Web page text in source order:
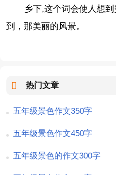
乡下,这个词会使人想
到，那美丽的风景。
热门文章
五年级景色作文350字
五年级景色作文450字
五年级景色的作文300字